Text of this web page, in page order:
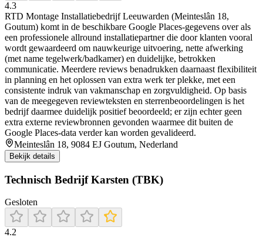
4.3
RTD Montage Installatiebedrijf Leeuwarden (Meinteslân 18,
Goutum) komt in de beschikbare Google Places-gegevens over als
een professionele allround installatiepartner die door klanten vooral
wordt gewaardeerd om nauwkeurige uitvoering, nette afwerking
(met name tegelwerk/badkamer) en duidelijke, betrokken
communicatie. Meerdere reviews benadrukken daarnaast flexibiliteit
in planning en het oplossen van extra werk ter plekke, met een
consistente indruk van vakmanschap en zorgvuldigheid. Op basis
van de meegegeven reviewteksten en sterrenbeoordelingen is het
bedrijf daarmee duidelijk positief beoordeeld; er zijn echter geen
extra externe reviewbronnen gevonden waarmee dit buiten de
Google Places-data verder kan worden gevalideerd.
Meinteslân 18, 9084 EJ Goutum, Nederland
Bekijk details
Technisch Bedrijf Karsten (TBK)
Gesloten
4.2